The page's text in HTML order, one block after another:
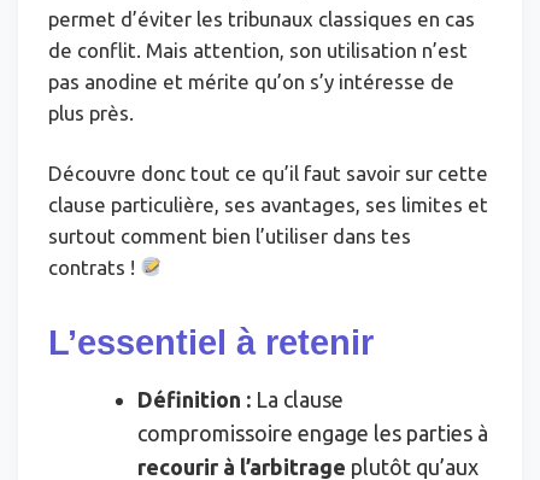
permet d’éviter les tribunaux classiques en cas
de conflit. Mais attention, son utilisation n’est
pas anodine et mérite qu’on s’y intéresse de
plus près.
Découvre donc tout ce qu’il faut savoir sur cette
clause particulière, ses avantages, ses limites et
surtout comment bien l’utiliser dans tes
contrats !
L’essentiel à retenir
Définition : La clause
compromissoire engage les parties à
recourir à l’arbitrage plutôt qu’aux